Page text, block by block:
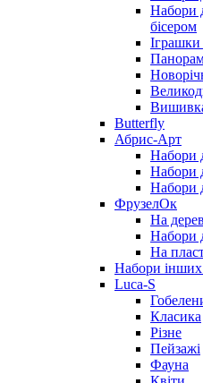
Набори
бісером
Butterfly
Абрис-Арт
Набори
Набори
Набори
ФрузелОк
На
Набори
На
Набори інших
Luca-S
Класика
Різне
Пейзажі
Фауна